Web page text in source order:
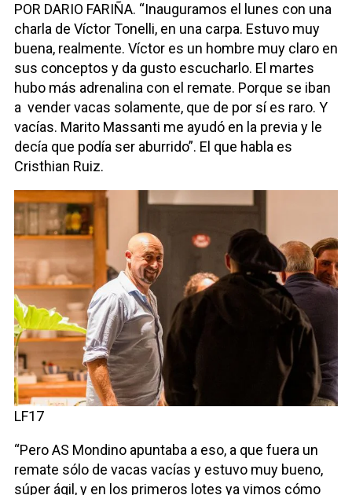
POR DARIO FARIÑA. “Inauguramos el lunes con una
charla de Víctor Tonelli, en una carpa. Estuvo muy
buena, realmente. Víctor es un hombre muy claro en
sus conceptos y da gusto escucharlo. El martes
hubo más adrenalina con el remate. Porque se iban
a vender vacas solamente, que de por sí es raro. Y
vacías. Marito Massanti me ayudó en la previa y le
decía que podía ser aburrido”. El que habla es
Cristhian Ruiz.
LF17
“Pero AS Mondino apuntaba a eso, a que fuera un
remate sólo de vacas vacías y estuvo muy bueno,
súper ágil, y en los primeros lotes ya vimos cómo